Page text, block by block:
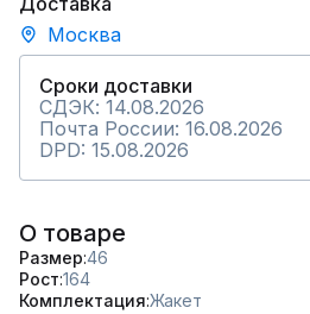
Москва
Сроки доставки
СДЭК: 14.08.2026
Почта России: 16.08.2026
DPD: 15.08.2026
О товаре
Размер 46
Рост 164
Комплектация Жакет